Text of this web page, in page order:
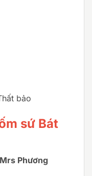
bảo
sứ Bát
Phương